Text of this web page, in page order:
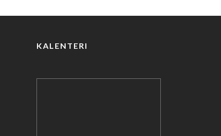
KALENTERI